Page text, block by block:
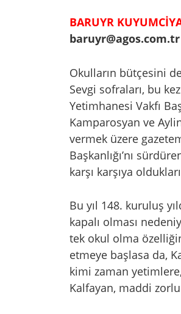
BARUYR
baruyr@agos.com.tr
Okulların bütçesini
Sevgi sofraları, bu
Yetimhanesi Vakfı
Kamparosyan ve
vermek üzere
Başkanlığı’nı
karşı karşıya
Bu yıl 148. kuruluş
kapalı olması
tek okul olma
etmeye başlasa da,
kimi zaman
Kalfayan, maddi